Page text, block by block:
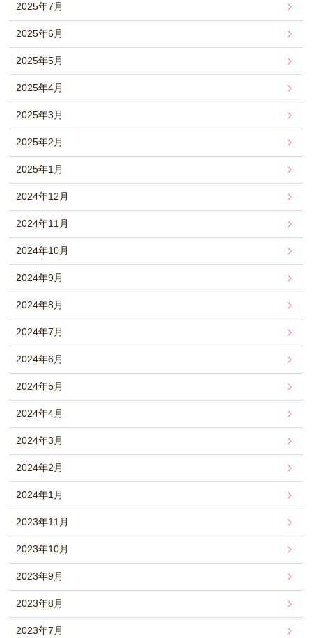
2025年7月
2025年6月
2025年5月
2025年4月
2025年3月
2025年2月
2025年1月
2024年12月
2024年11月
2024年10月
2024年9月
2024年8月
2024年7月
2024年6月
2024年5月
2024年4月
2024年3月
2024年2月
2024年1月
2023年11月
2023年10月
2023年9月
2023年8月
2023年7月